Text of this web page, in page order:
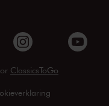
ClassicsToGo